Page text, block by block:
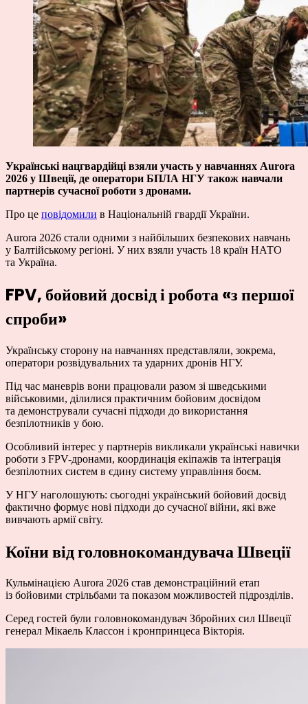
Українські нацгвардійці взяли участь у навчаннях Aurora
2026 у Швеції, де оператори БПЛА НГУ також навчали
партнерів сучасної роботи з дронами.
Про це повідомили в Національній гвардії України.
Aurora 2026 стали одними з найбільших безпекових навчань
у Балтійському регіоні. У них взяли участь 18 країн НАТО
та Україна.
FPV, бойовий досвід і робота «з першої
спроби»
Українську сторону на навчаннях представляли, зокрема,
оператори розвідувальних та ударних дронів НГУ.
Під час маневрів вони працювали разом зі шведськими
військовими, ділилися практичним бойовим досвідом
та демонстрували сучасні підходи до використання
безпілотників у бою.
Особливий інтерес у партнерів викликали українські навички
роботи з FPV-дронами, координація екіпажів та інтеграція
безпілотних систем в єдину систему управління боєм.
У НГУ наголошують: сьогодні український бойовий досвід
фактично формує нові підходи до сучасної війни, які вже
вивчають армії світу.
Коїни від головнокомандувача Швеції
Кульмінацією Aurora 2026 став демонстраційний етап
із бойовими стрільбами та показом можливостей підрозділів.
Серед гостей були головнокомандувач Збройних сил Швеції
генерал Мікаель Классон і кронпринцеса Вікторія.